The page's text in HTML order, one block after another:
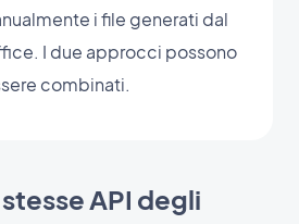
i file generati dal
I due approcci possono
combinati.
API degli